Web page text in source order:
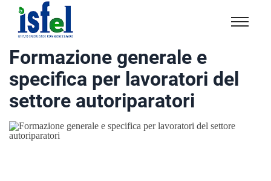
Isfel
Istituto
specialistico
formazione
lavoro
Formazione generale e
specifica per lavoratori del
settore autoriparatori